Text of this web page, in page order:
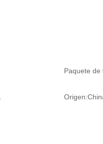
Paquete de
Origen: